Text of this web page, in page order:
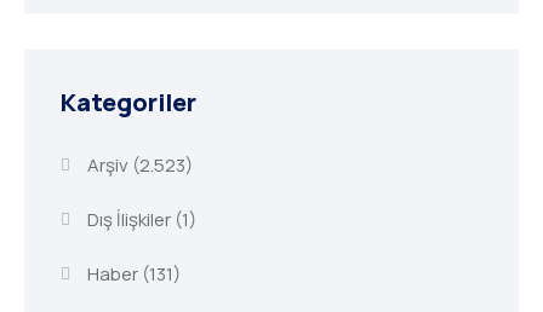
Kategoriler
Arşiv (2.523)
Dış İlişkiler(1)
Haber(131)